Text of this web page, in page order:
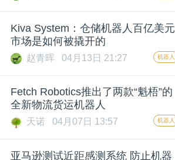
Kiva System：仓储机器人百亿美元
市场是如何被撬开的
赵青晖 04月13日 21:27 机器人
Fetch Robotics推出了两款“魁梧”的
全新物流货运机器人
天诺 04月07日 13:57 机器人
亚马逊测试近距感测系统 防止机器